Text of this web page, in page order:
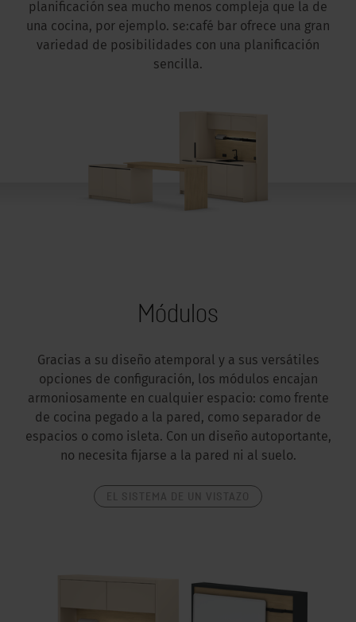
planificación sea mucho menos compleja que la de
una cocina, por ejemplo. se:café bar ofrece una gran
variedad de posibilidades con una planificación
sencilla.
Módulos
Gracias a su diseño atemporal y a sus versátiles
opciones de configuración, los módulos encajan
armoniosamente en cualquier espacio: como frente
de cocina pegado a la pared, como separador de
espacios o como isleta. Con un diseño autoportante,
no necesita fijarse a la pared ni al suelo.